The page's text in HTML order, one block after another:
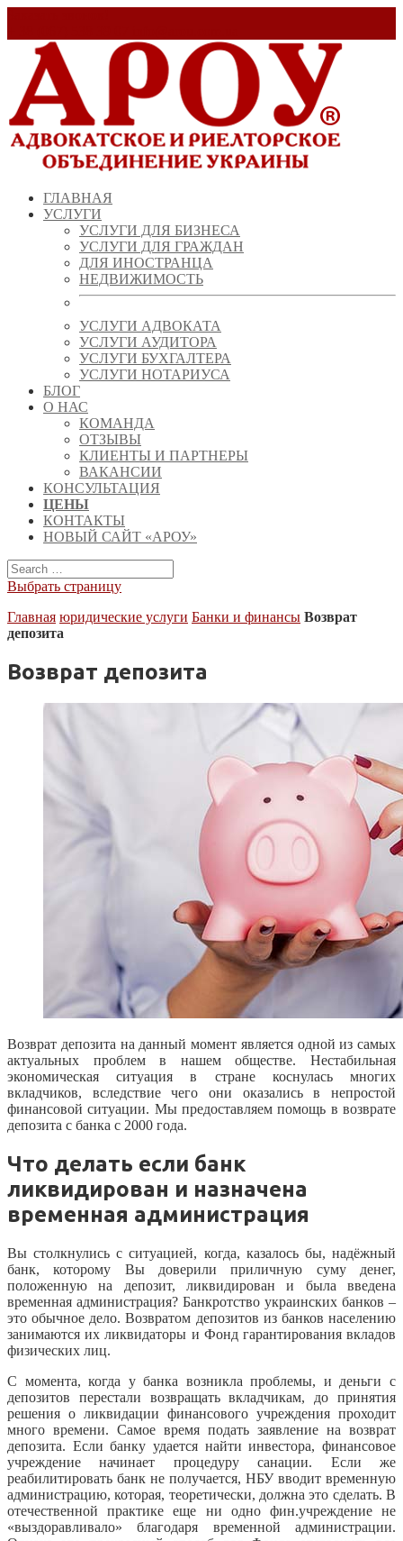
ГЛАВНАЯ
УСЛУГИ
УСЛУГИ ДЛЯ БИЗНЕСА
УСЛУГИ ДЛЯ ГРАЖДАН
ДЛЯ ИНОСТРАНЦА
НЕДВИЖИМОСТЬ
УСЛУГИ АДВОКАТА
УСЛУГИ АУДИТОРА
УСЛУГИ БУХГАЛТЕРА
УСЛУГИ НОТАРИУСА
БЛОГ
О НАС
КОМАНДА
ОТЗЫВЫ
КЛИЕНТЫ И ПАРТНЕРЫ
ВАКАНСИИ
КОНСУЛЬТАЦИЯ
ЦЕНЫ
КОНТАКТЫ
НОВЫЙ САЙТ «АРОУ»
Выбрать страницу
Главная юридические услуги Банки и финансы Возврат
депозита
Возврат депозита
Возврат депозита на данный момент является одной из самых
актуальных проблем в нашем обществе. Нестабильная
экономическая ситуация в стране коснулась многих
вкладчиков, вследствие чего они оказались в непростой
финансовой ситуации. Мы предоставляем помощь в возврате
депозита с банка с 2000 года.
Что делать если банк
ликвидирован и назначена
временная администрация
Вы столкнулись с ситуацией, когда, казалось бы, надёжный
банк, которому Вы доверили приличную суму денег,
положенную на депозит, ликвидирован и была введена
временная администрация? Банкротство украинских банков –
это обычное дело. Возвратом депозитов из банков населению
занимаются их ликвидаторы и Фонд гарантирования вкладов
физических лиц.
С момента, когда у банка возникла проблемы, и деньги с
депозитов перестали возвращать вкладчикам, до принятия
решения о ликвидации финансового учреждения проходит
много времени. Самое время подать заявление на возврат
депозита. Если банку удается найти инвестора, финансовое
учреждение начинает процедуру санации. Если же
реабилитировать банк не получается, НБУ вводит временную
администрацию, которая, теоретически, должна это сделать. В
отечественной практике еще ни одно фин.учреждение не
«выздоравливало» благодаря временной администрации.